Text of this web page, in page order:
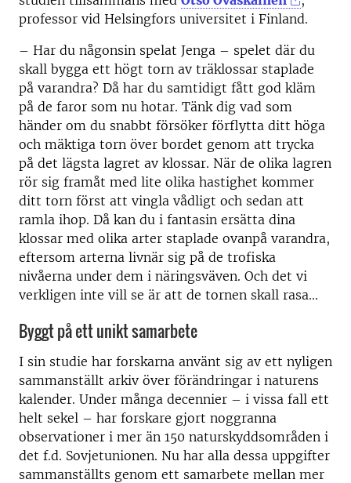
professor vid Helsingfors universitet i Finland.
– Har du någonsin spelat Jenga – spelet där du
skall bygga ett högt torn av träklossar staplade
på varandra? Då har du samtidigt fått god kläm
på de faror som nu hotar. Tänk dig vad som
händer om du snabbt försöker förflytta ditt höga
och mäktiga torn över bordet genom att trycka
på det lägsta lagret av klossar. När de olika lagren
rör sig framåt med lite olika hastighet kommer
ditt torn först att vingla vådligt och sedan att
ramla ihop. Då kan du i fantasin ersätta dina
klossar med olika arter staplade ovanpå varandra,
eftersom arterna livnär sig på de trofiska
nivåerna under dem i näringsväven. Och det vi
verkligen inte vill se är att de tornen skall rasa...
Byggt på ett unikt samarbete
I sin studie har forskarna använt sig av ett nyligen
sammanställt arkiv över förändringar i naturens
kalender. Under många decennier – i vissa fall ett
helt sekel – har forskare gjort noggranna
observationer i mer än 150 naturskyddsområden i
det f.d. Sovjetunionen. Nu har alla dessa uppgifter
sammanställts genom ett samarbete mellan mer